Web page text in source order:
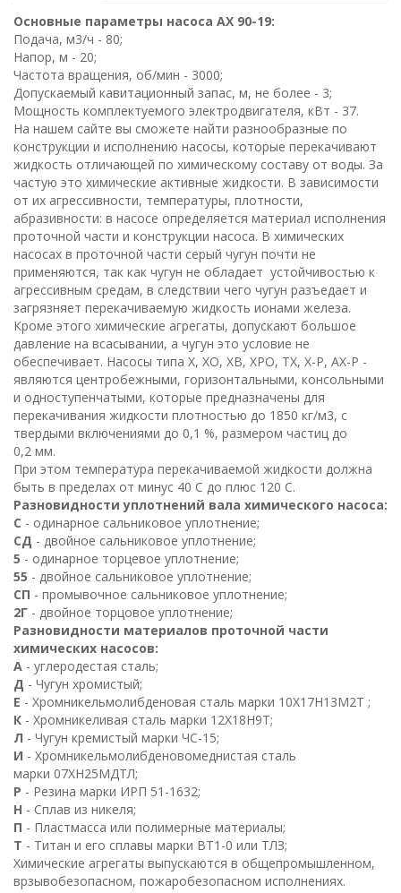
Основные параметры насоса АХ 90-19:
Подача, м3/ч - 80;
Напор, м - 20;
Частота вращения, об/мин - 3000;
Допускаемый кавитационный запас, м, не более - 3;
Мощность комплектуемого электродвигателя, кВт - 37.
На нашем сайте вы сможете найти разнообразные по
конструкции и исполнению насосы, которые перекачивают
жидкость отличающей по химическому составу от воды. За
частую это химические активные жидкости. В зависимости
от их агрессивности, температуры, плотности,
абразивности: в насосе определяется материал исполнения
проточной части и конструкции насоса. В химических
насосах в проточной части серый чугун почти не
применяются, так как чугун не обладает устойчивостью к
агрессивным средам, в следствии чего чугун разъедает и
загрязняет перекачиваемую жидкость ионами железа.
Кроме этого химические агрегаты, допускают большое
давление на всасывании, а чугун это условие не
обеспечивает. Насосы типа Х, ХО, ХВ, ХРО, ТХ, Х-Р, АХ-Р -
являются центробежными, горизонтальными, консольными
и одноступенчатыми, которые предназначены для
перекачивания жидкости плотностью до 1850 кг/м3, с
твердыми включениями до 0,1 %, размером частиц до
0,2 мм.
При этом температура перекачиваемой жидкости должна
быть в пределах от минус 40 С до плюс 120 С.
Разновидности уплотнений вала химического насоса:
С - одинарное сальниковое уплотнение;
СД - двойное сальниковое уплотнение;
5 - одинарное торцевое уплотнение;
55 - двойное сальниковое уплотнение;
СП - промывочное сальниковое уплотнение;
2Г - двойное торцовое уплотнение;
Разновидности материалов проточной части
химических насосов:
А - углеродестая сталь;
Д - Чугун хромистый;
Е - Хромникельмолибденовая сталь марки 10Х17Н13М2Т ;
К - Хромникеливая сталь марки 12Х18Н9Т;
Л - Чугун кремистый марки ЧС-15;
И - Хромникельмолибденовомеднистая сталь
марки 07ХН25МДТЛ;
Р - Резина марки ИРП 51-1632;
Н - Сплав из никеля;
П - Пластмасса или полимерные материалы;
Т - Титан и его сплавы марки ВТ1 -0 или ТЛЗ;
Химические агрегаты выпускаются в общепромышленном,
врзывобезопасном, пожаробезопасном исполнениях.